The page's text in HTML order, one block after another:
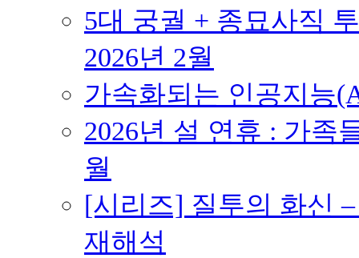
5대 궁궐 + 종묘사직
2026년 2월
가속화되는 인공지능
2026년 설 연휴 : 가족
월
[시리즈] 질투의 화신
재해석